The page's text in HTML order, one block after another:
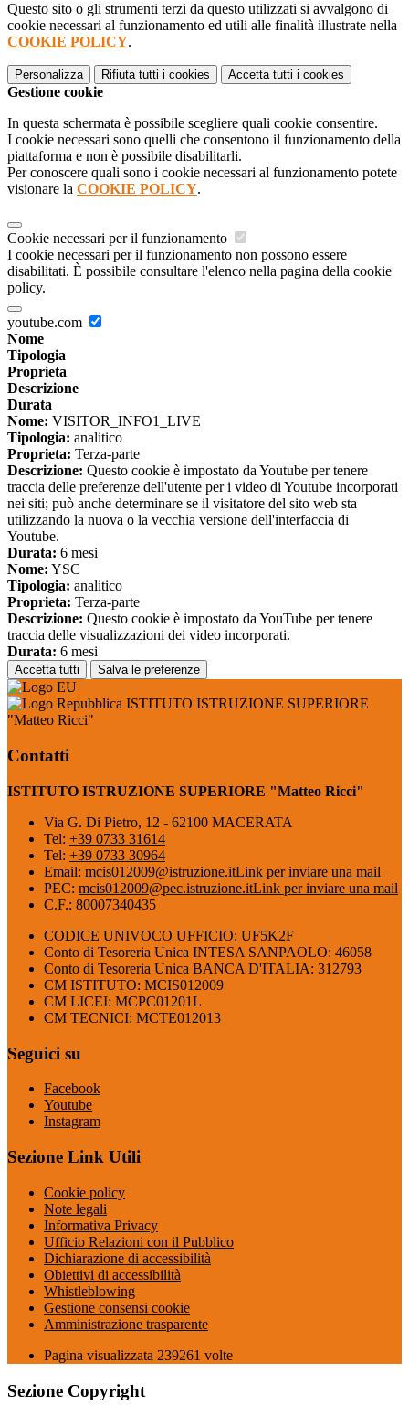
Questo sito o gli strumenti terzi da questo utilizzati si avvalgono di
cookie necessari al funzionamento ed utili alle finalità illustrate nella
COOKIE POLICY.
Personalizza Rifiuta tutti i cookies Accetta tutti i cookies
Gestione cookie
In questa schermata è possibile scegliere quali cookie consentire.
I cookie necessari sono quelli che consentono il funzionamento della
piattaforma e non è possibile disabilitarli.
Per conoscere quali sono i cookie necessari al funzionamento potete
visionare la COOKIE POLICY.
Cookie necessari per il funzionamento
I cookie necessari per il funzionamento non possono essere
disabilitati. È possibile consultare l'elenco nella pagina della cookie
policy.
youtube.com
Nome
Tipologia
Proprieta
Descrizione
Durata
Nome: VISITOR_INFO1_LIVE
Tipologia: analitico
Proprieta: Terza-parte
Descrizione: Questo cookie è impostato da Youtube per tenere
traccia delle preferenze dell'utente per i video di Youtube incorporati
nei siti; può anche determinare se il visitatore del sito web sta
utilizzando la nuova o la vecchia versione dell'interfaccia di
Youtube.
Durata: 6 mesi
Nome: YSC
Tipologia: analitico
Proprieta: Terza-parte
Descrizione: Questo cookie è impostato da YouTube per tenere
traccia delle visualizzazioni dei video incorporati.
Durata: 6 mesi
Accetta tutti Salva le preferenze
ISTITUTO ISTRUZIONE SUPERIORE
"Matteo Ricci"
Contatti
ISTITUTO ISTRUZIONE SUPERIORE "Matteo Ricci"
Via G. Di Pietro, 12 - 62100 MACERATA
Tel: +39 0733 31614
Tel: +39 0733 30964
Email: mcis012009@istruzione.itLink per inviare una mail
PEC: mcis012009@pec.istruzione.itLink per inviare una mail
C.F.: 80007340435
CODICE UNIVOCO UFFICIO: UF5K2F
Conto di Tesoreria Unica INTESA SANPAOLO: 46058
Conto di Tesoreria Unica BANCA D'ITALIA: 312793
CM ISTITUTO: MCIS012009
CM LICEI: MCPC01201L
CM TECNICI: MCTE012013
Seguici su
Facebook
Youtube
Instagram
Sezione Link Utili
Cookie policy
Note legali
Informativa Privacy
Ufficio Relazioni con il Pubblico
Dichiarazione di accessibilità
Obiettivi di accessibilità
Whistleblowing
Gestione consensi cookie
Amministrazione trasparente
Pagina visualizzata 239261 volte
Sezione Copyright